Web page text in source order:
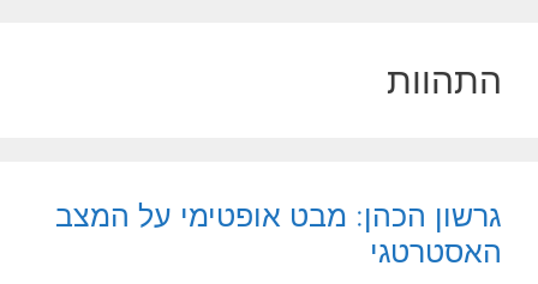
התהוות
גרשון הכהן: מבט אופטימי על המצב
האסטרטגי